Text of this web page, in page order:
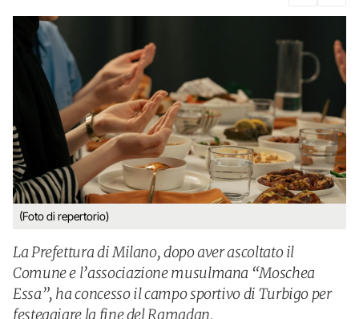
(Foto di repertorio)
La Prefettura di Milano, dopo aver ascoltato il
Comune e l’associazione musulmana “Moschea
Essa”, ha concesso il campo sportivo di Turbigo per
festeggiare la fine del Ramadan.